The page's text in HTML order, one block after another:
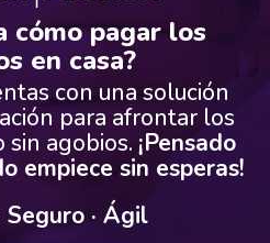
cómo pagar los
en casa?
con una solución
para afrontar los
sin agobios. ¡Pensado
empiece sin esperas!
Seguro · Ágil